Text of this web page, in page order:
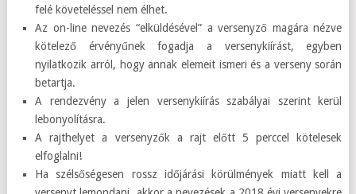
felé követeléssel nem élhet.
Az on-line nevezés “elküldésével” a versenyző magára nézve
kötelező érvényűnek fogadja a versenykiírást, egyben
nyilatkozik arról, hogy annak elemeit ismeri és a verseny során
betartja.
A rendezvény a jelen versenykiírás szabályai szerint kerül
lebonyolításra.
A rajthelyet a versenyzők a rajt előtt 5 perccel kötelesek
elfoglalni!
Ha szélsőségesen rossz időjárási körülmények miatt kell a